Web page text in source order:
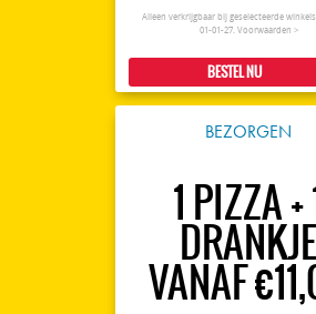
Alleen verkrijgbaar bij geselecteerde
01-01-27. Voorwaarden >
BESTEL NU
BEZORGEN
1 PIZZA +
DRANKJE
VANAF